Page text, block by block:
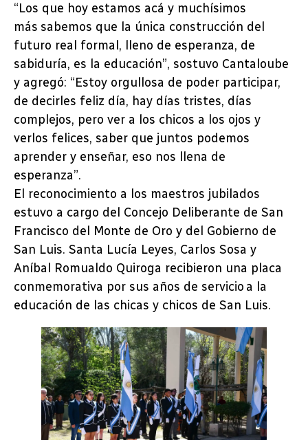
“Los que hoy estamos acá y muchísimos
más sabemos que la única construcción del
futuro real formal, lleno de esperanza, de
sabiduría, es la educación”, sostuvo Cantaloube
y agregó: “Estoy orgullosa de poder participar,
de decirles feliz día, hay días tristes, días
complejos, pero ver a los chicos a los ojos y
verlos felices, saber que juntos podemos
aprender y enseñar, eso nos llena de
esperanza”.
El reconocimiento a los maestros jubilados
estuvo a cargo del Concejo Deliberante de San
Francisco del Monte de Oro y del Gobierno de
San Luis. Santa Lucía Leyes, Carlos Sosa y
Aníbal Romualdo Quiroga recibieron una placa
conmemorativa por sus años de servicio a la
educación de las chicas y chicos de San Luis.